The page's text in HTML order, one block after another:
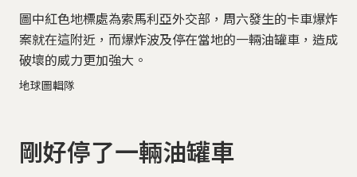
圖中紅色地標處為索馬利亞外交部，周六發生的卡車爆炸
案就在這附近，而爆炸波及停在當地的一輛油罐車，造成
破壞的威力更加強大。
地球圖輯隊
剛好停了一輛油罐車